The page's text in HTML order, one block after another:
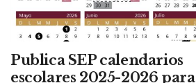
Publica SEP calendarios
escolares 2025-2026 para